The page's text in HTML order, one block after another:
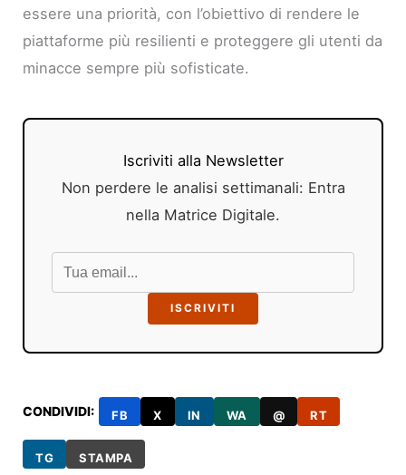
essere una priorità, con l’obiettivo di rendere le
piattaforme più resilienti e proteggere gli utenti da
minacce sempre più sofisticate.
Iscriviti alla Newsletter
Non perdere le analisi settimanali: Entra
nella Matrice Digitale.
ISCRIVITI
CONDIVIDI: FB X IN WA @ RT
TG STAMPA